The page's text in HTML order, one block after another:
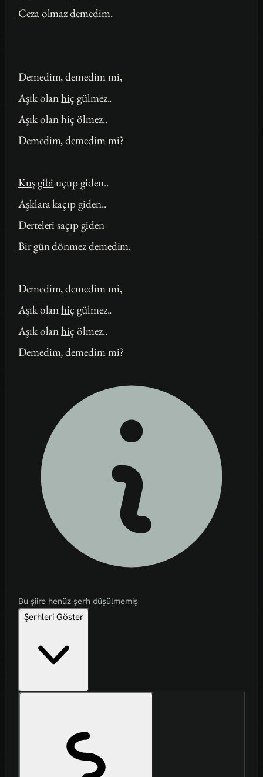
Cezaolmaz demedim.
Demedim, demedim mi,
Aşık olanhiç gülmez..
Aşık olanhiç ölmez..
Demedim, demedim mi?
Kuşgibi uçup giden..
Aşklara kaçıp giden..
Derteleri saçıp giden
Birgündönmez demedim.
Demedim, demedim mi,
Aşık olanhiç gülmez..
Aşık olanhiç ölmez..
Demedim, demedim mi?
Bu şiire henüz şerh düşülmemiş
Şerhleri Göster